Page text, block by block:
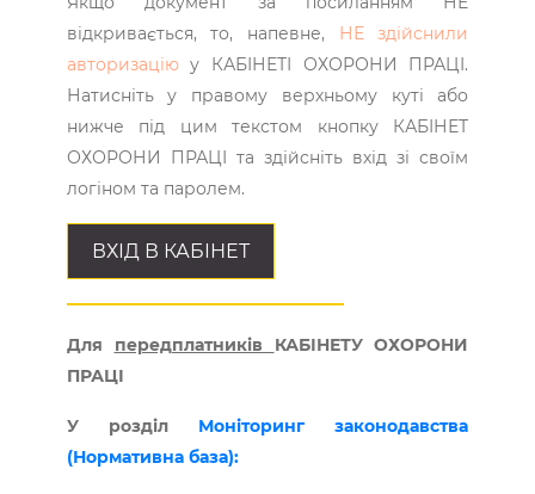
відкривається, то, напевне, НЕ здійснили
авторизаціюу КАБІНЕТІ ОХОРОНИ ПРАЦІ.
Натисніть у правому верхньому куті або
нижче під цим текстом кнопку КАБІНЕТ
ОХОРОНИ ПРАЦІ та здійсніть вхід зі своїм
логіном та паролем.
ВХІД В КАБІНЕТ
Для передплатників КАБІНЕТУ ОХОРОНИ
ПРАЦІ
У розділ Моніторинг законодавства
(Нормативна база):